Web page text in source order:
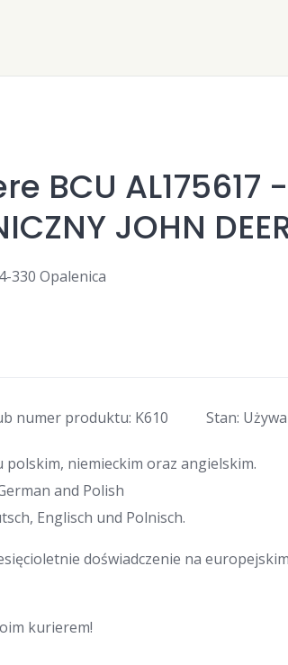
BCU AL175617
JOHN
330 Opalenica
numer produktu: K610 Stan:
polskim, niemieckim oraz angielskim.
and Polish
Englisch und Polnisch.
doświadczenie na
kurierem!